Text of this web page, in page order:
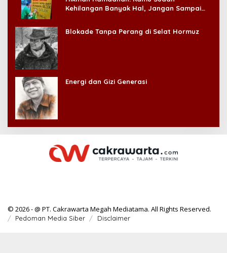
Kehilangan Banyak Hal, Jangan Sampai
Blokade Tanpa Perang di Selat Hormuz
Energi dan Gizi Generasi
© 2026 - @ PT. Cakrawarta Megah Mediatama. All Rights Reserved.
Pedoman Media Siber Disclaimer